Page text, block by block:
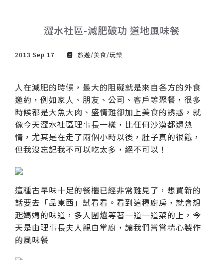
澀水社區-減肥破功 道地風味餐
2013 Sep 17 旅遊/美食/玩樂
人在減肥的時候，最大的阻礙就是來自各方的外食
邀約，例如家人、朋友、公司、客戶等聚餐，很多
時候都是大魚大肉、盛情難卻加上美食的誘惑，就
像今天澀水社區理事長一樣，比任何沙漠都還熱
情，尤其是在走了兩個小時以後，肚子真的很餓，
但我沒忘記我不可以吃太多，絕不可以！
這種古早味十足的餐櫃已經非常難見了，想買新的
話要去「品東西」試看看。看到這種廚房，就會想
起媽媽的味道，多人圍爐等著一道一道菜的上，今
天是由理事長夫人親自掌廚，讓我們嘗嘗精心製作
的風味餐